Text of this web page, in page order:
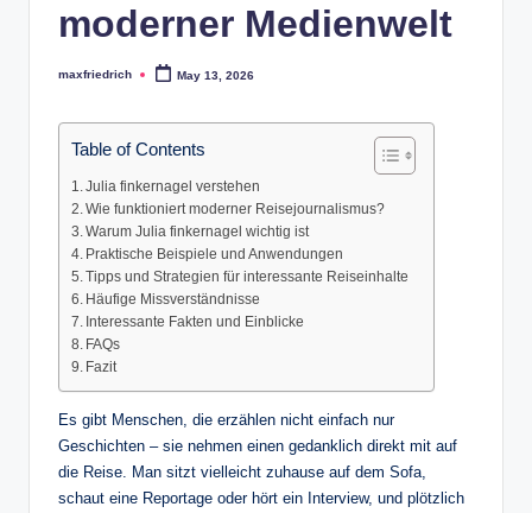
moderner Medienwelt
Posted
maxfriedrich May 13, 2026
Table of Contents
Julia finkernagel verstehen
Wie funktioniert moderner Reisejournalismus?
Warum Julia finkernagel wichtig ist
Praktische Beispiele und Anwendungen
Tipps und Strategien für interessante Reiseinhalte
Häufige Missverständnisse
Interessante Fakten und Einblicke
FAQs
Fazit
Es gibt Menschen, die erzählen nicht einfach nur
Geschichten – sie nehmen einen gedanklich direkt mit auf
die Reise. Man sitzt vielleicht zuhause auf dem Sofa,
schaut eine Reportage oder hört ein Interview, und plötzlich